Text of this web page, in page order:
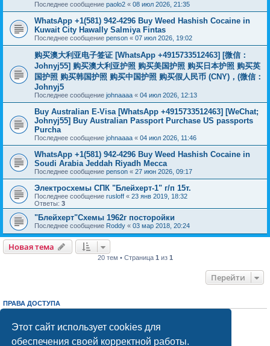
Этот сайт использует cookies для
обеспечения своей корректной работы.
Последнее сообщение paolo2 « 08 июл 2026, 21:35
WhatsApp +1(581) 942-4296 Buy Weed Hashish Cocaine in
Kuwait City Hawally Salmiya Fintas
Последнее сообщение penson « 07 июл 2026, 19:02
购买澳大利亚电子签证 [WhatsApp +4915733512463] [微信：
Johnyj55] 购买澳大利亚护照 购买美国护照 购买日本护照 购买英
国护照 购买韩国护照 购买中国护照 购买假人民币 (CNY)，(微信：
Johnyj5
Последнее сообщение johnaaaa « 04 июл 2026, 12:13
Buy Australian E-Visa [WhatsApp +4915733512463] [WeChat;
Johnyj55] Buy Australian Passport Purchase US passports
Purcha
Последнее сообщение johnaaaa « 04 июл 2026, 11:46
WhatsApp +1(581) 942-4296 Buy Weed Hashish Cocaine in
Soudi Arabia Jeddah Riyadh Mecca
Последнее сообщение penson « 27 июн 2026, 09:17
Электросхемы СПК "Блейхерт-1" г/п 15т.
Последнее сообщение rusloff « 23 янв 2019, 18:32
Ответы: 3
"Блейхерт"Схемы 1962г посторойки
Последнее сообщение Roddy « 03 мар 2018, 20:24
Новая тема
20 тем • Страница 1 из 1
Перейти
ПРАВА ДОСТУПА
Выне можетеотвечать на сообщения
Выне можетередактировать свои сообщения
Выне можетеудалять свои сообщения